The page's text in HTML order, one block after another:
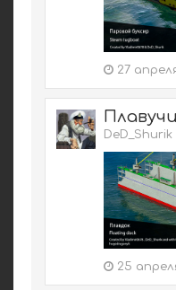
27
25